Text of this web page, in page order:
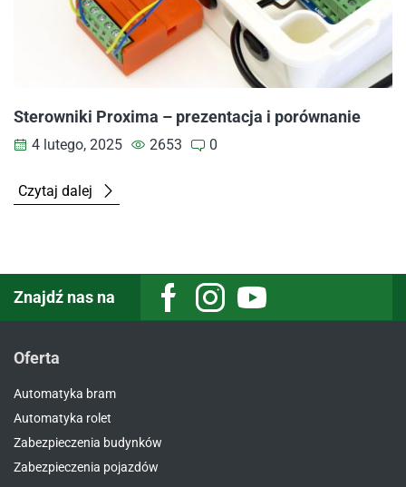
Sterowniki Proxima – prezentacja i porównanie
4 lutego, 2025 2653 0
Czytaj dalej
Znajdź nas na FacebookInstagramYoutube
Oferta
Automatyka bram
Automatyka rolet
Zabezpieczenia budynków
Zabezpieczenia pojazdów